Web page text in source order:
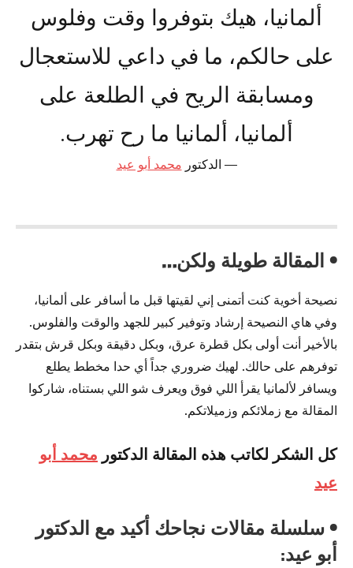
ألمانيا، هيك بتوفروا وقت وفلوس
على حالكم، ما في داعي للاستعجال
ومسابقة الريح في الطلعة على
ألمانيا، ألمانيا ما رح تهرب.
الدكتور محمد أبو عيد
• المقالة طويلة ولكن…
نصيحة أخوية كنت أتمنى إني لقيتها قبل ما أسافر على ألمانيا،
وفي هاي النصيحة إرشاد وتوفير كبير للجهد والوقت والفلوس.
بالأخير أنت أولى بكل قطرة عرق، وبكل دقيقة وبكل قرش بتقدر
توفرهم على حالك. لهيك ضروري جداً أي حدا مخطط يطلع
ويسافر لألمانيا يقرأ اللي فوق ويعرف شو اللي بستناه، شاركوا
المقالة مع زملائكم وزميلاتكم.
كل الشكر لكاتب هذه المقالة الدكتور محمد أبو
عيد
• سلسلة مقالات نجاحك أكيد مع الدكتور
أبو عيد: